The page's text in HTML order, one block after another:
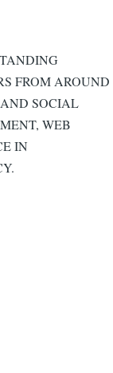
FROM AROUND
SOCIAL
WEB
IN